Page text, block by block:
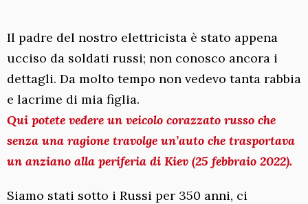
Il padre del nostro elettricista è stato appena
ucciso da soldati russi; non conosco ancora i
dettagli. Da molto tempo non vedevo tanta rabbia
e lacrime di mia figlia.
Qui potete vedere un veicolo corazzato russo che
senza una ragione travolge un’auto che trasportava
un anziano alla periferia di Kiev (25 febbraio 2022).
Siamo stati sotto i Russi per 350 anni, ci